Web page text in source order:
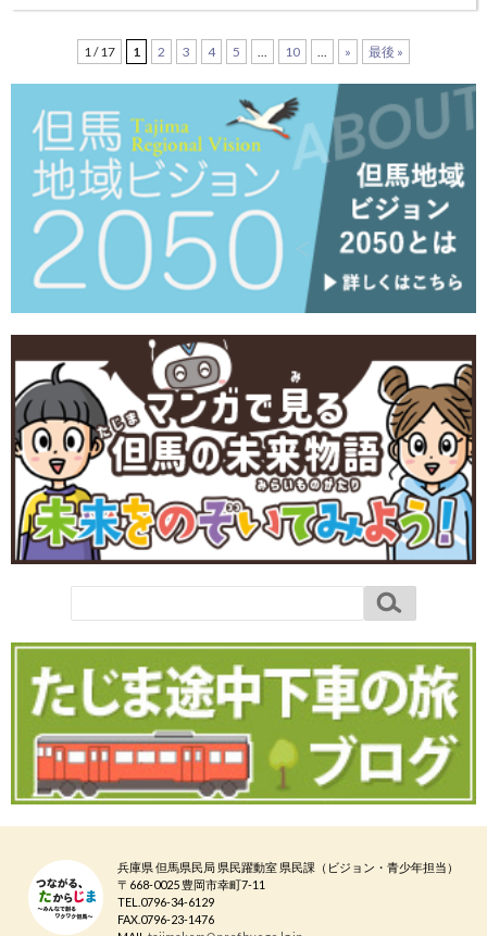
通して、養父市の文化の高揚、イメージアップ(情報発信)を図ること
1 / 17 1 2 3 4 5 10 » 最後 »
兵庫県 但馬県民局 県民躍動室 県民課（ビジョン・青少年担当）
〒668-0025 豊岡市幸町7-11
TEL.0796-34-6129
FAX.0796-23-1476